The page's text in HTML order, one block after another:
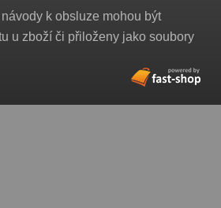
návody k obsluze mohou být
u zboží či přiloženy jako soubory